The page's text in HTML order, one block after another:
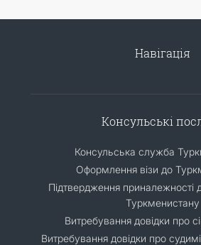
Навігація
Консульські
Консульська служба
Оформлення візи до
Підтвердження приналежності
Туркменистану
Витребування довідки про
Витребування довідки про